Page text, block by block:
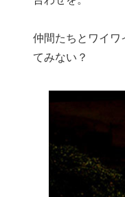
仲間たちとワイ
てみない？